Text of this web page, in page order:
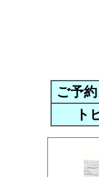
ご予
ト